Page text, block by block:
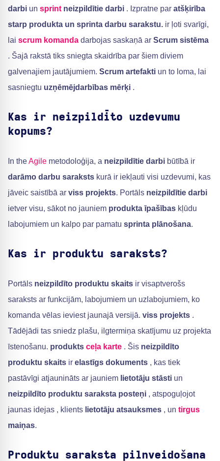
darbi un sprint neizpildītie darbi . Izpratne par atšķirība
starp produkta un sprinta darbu sarakstu. ir ļoti svarīgi,
lai scrum komanda darbojas saskaņā ar Scrum sistēma
. Šajā rakstā tiks sniegta skaidrība par šiem diviem
galvenajiem jautājumiem. Scrum artefakti un to loma, lai
sasniegtu uzņēmējdarbības mērķi .
Kas ir neizpildīto uzdevumu
kopums?
In theAgile metodoloģija, a neizpildītie darbi būtībā ir
darāmo darbu saraksts kurā ir iekļauti visi uzdevumi, kas
jāveic saistībā ar viss projekts. Portāls neizpildītie darbi
ietver visu, sākot no jauniem produkta īpašības kļūdu
labojumiem un kalpo par pamatu sprinta plānošana.
Kas ir produktu saraksts?
Portāls neizpildīto produktu skaits ir visaptverošs
saraksts ar funkcijām, labojumiem un uzlabojumiem, ko
komanda vēlas ieviest jaunajā versijā. viss projekts .
Tādējādi tas sniedz plašu, ilgtermiņa skatījumu uz projekta
īstenošanu. produkts ceļa karte . Šis neizpildīto
produktu skaits ir elastīgs dokuments , kas tiek
pastāvīgi atjaunināts ar jauniem lietotāju stāsti un
neizpildīto produktu saraksta posteņi , atspoguļojot
jaunas idejas , klients lietotāju atsauksmes , un tirgus
maiņas.
Produktu saraksta pilnveidošana